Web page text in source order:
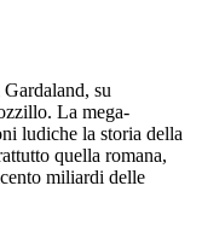
su
La mega-
ludiche la storia della
quella romana,
miliardi delle